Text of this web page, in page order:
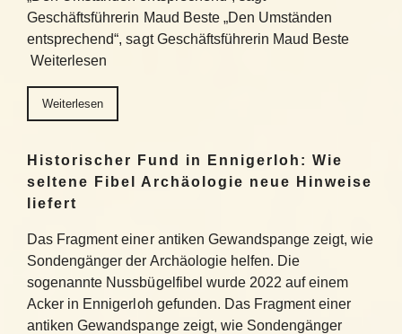
Geschäftsführerin Maud Beste „Den Umständen
entsprechend“, sagt Geschäftsführerin Maud Beste
Weiterlesen
Weiterlesen
Historischer Fund in Ennigerloh: Wie
seltene Fibel Archäologie neue Hinweise
liefert
Das Fragment einer antiken Gewandspange zeigt, wie
Sondengänger der Archäologie helfen. Die
sogenannte Nussbügelfibel wurde 2022 auf einem
Acker in Ennigerloh gefunden. Das Fragment einer
antiken Gewandspange zeigt, wie Sondengänger